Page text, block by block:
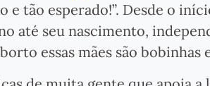
tão esperado!”. Desde o
até seu nascimento,
essas mães são bobinhas